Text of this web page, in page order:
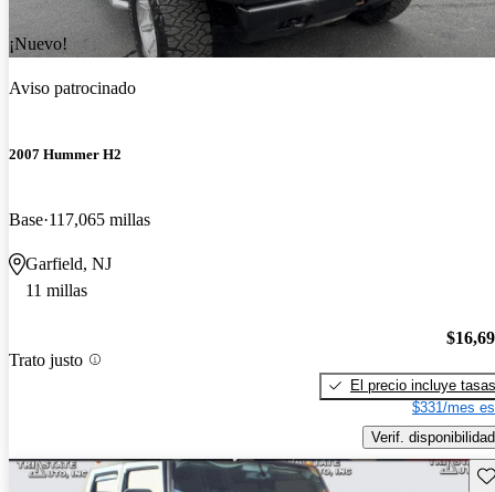
¡Nuevo!
Aviso patrocinado
2007 Hummer H2
Base 117,065 millas
Garfield, NJ
11 millas
Trato justo
El precio incluye tasas
$331/mes
Verif. disponibilidad